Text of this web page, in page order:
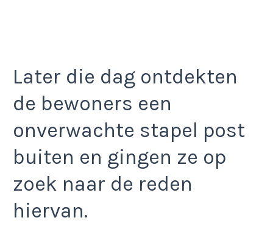
Later die dag ontdekten
de bewoners een
onverwachte stapel post
buiten en gingen ze op
zoek naar de reden
hiervan.